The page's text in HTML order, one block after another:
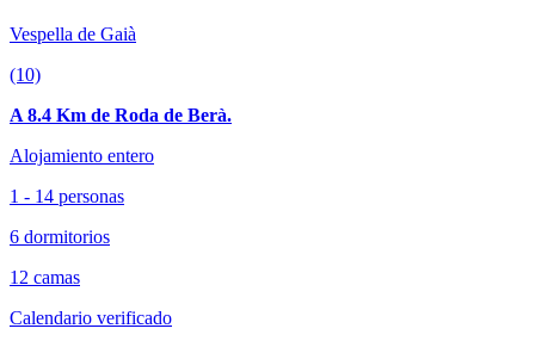
Vespella de Gaià
(10)
A 8.4 Km de Roda de Berà.
Alojamiento entero
1 - 14 personas
6 dormitorios
12 camas
Calendario verificado